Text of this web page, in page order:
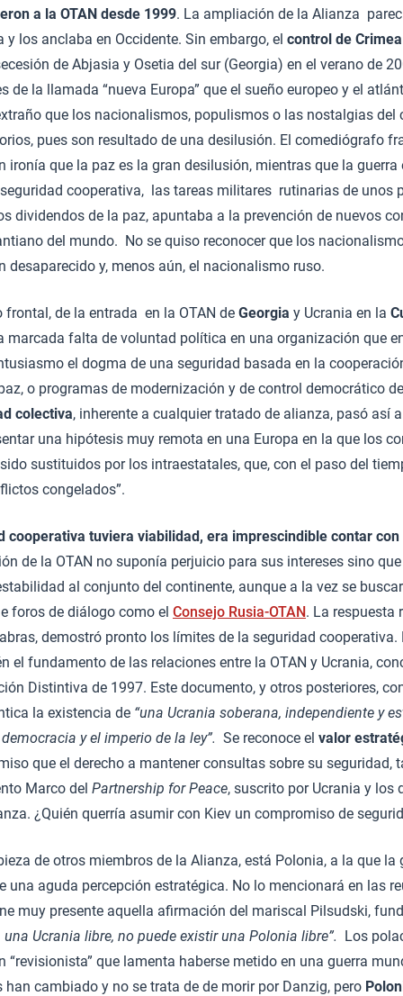
a la OTAN desde 1999. La ampliación de la Alianza
los anclaba en Occidente. Sin embargo, el control de
de Abjasia y Osetia del sur (Georgia) en el verano de
de la llamada “nueva Europa” que el sueño europeo y el
que los nacionalismos, populismos o las nostalgias del
pues son resultado de una desilusión. El comediógrafo
ironía que la paz es la gran desilusión, mientras que la
cooperativa, las tareas militares rutinarias de unos
dividendos de la paz, apuntaba a la prevención de nuevos
del mundo. No se quiso reconocer que los
desaparecido y, menos aún, el nacionalismo ruso.
frontal, de la entrada en la OTAN de Georgia y Ucrania en la
marcada falta de voluntad política en una organización que
el dogma de una seguridad basada en la
o programas de modernización y de control democrático
colectiva, inherente a cualquier tratado de alianza, pasó así
una hipótesis muy remota en una Europa en la que los
sustituidos por los intraestatales, que, con el paso del
congelados”.
cooperativa tuviera viabilidad, era imprescindible contar con
de la OTAN no suponía perjuicio para sus intereses sino
al conjunto del continente, aunque a la vez se
foros de diálogo como el Consejo Rusia-OTAN. La respuesta
demostró pronto los límites de la seguridad cooperativa.
el fundamento de las relaciones entre la OTAN y Ucrania,
Distintiva de 1997. Este documento, y otros posteriores,
la existencia de “una Ucrania soberana, independiente y
y el imperio de la ley”. Se reconoce el valor
que el derecho a mantener consultas sobre su seguridad,
Marco del Partnership for Peace, suscrito por Ucrania y los
¿Quién querría asumir con Kiev un compromiso de
de otros miembros de la Alianza, está Polonia, a la que la
una aguda percepción estratégica. No lo mencionará en las
muy presente aquella afirmación del mariscal Pilsudski,
una Ucrania libre, no puede existir una Polonia libre”. Los
“revisionista” que lamenta haberse metido en una guerra
han cambiado y no se trata de de morir por Danzig, pero